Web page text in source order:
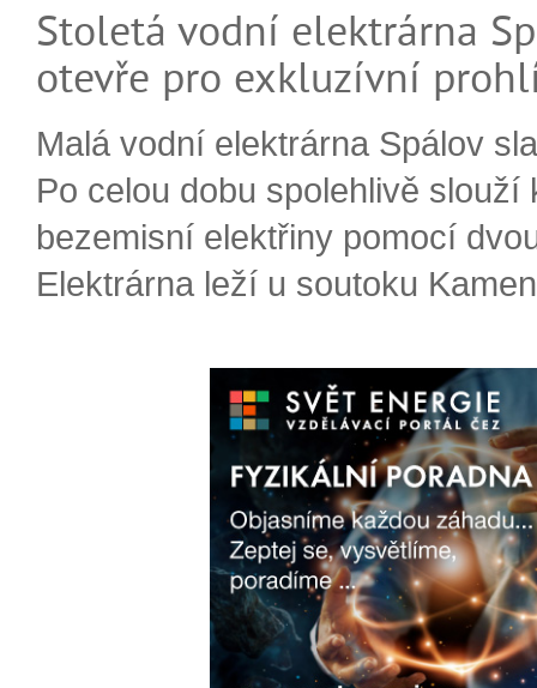
Stoletá vodní elektrárna
otevře pro exkluzívní
Malá vodní elektrárna Spálov
Po celou dobu spolehlivě slouží
bezemisní elektřiny pomocí
Elektrárna leží u soutoku